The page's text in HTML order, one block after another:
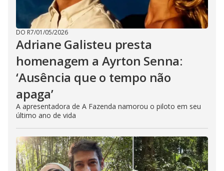
DO R7/01/05/2026
Adriane Galisteu presta
homenagem a Ayrton Senna:
‘Ausência que o tempo não
apaga’
A apresentadora de A Fazenda namorou o piloto em seu
último ano de vida